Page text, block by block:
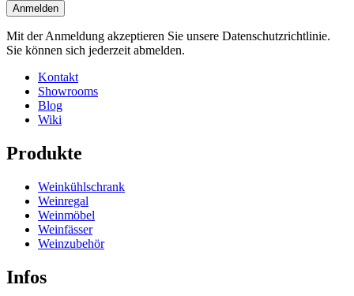
Anmelden
Mit der Anmeldung akzeptieren Sie unsere Datenschutzrichtlinie.
Sie können sich jederzeit abmelden.
Kontakt
Showrooms
Blog
Wiki
Produkte
Weinkühlschrank
Weinregal
Weinmöbel
Weinfässer
Weinzubehör
Infos